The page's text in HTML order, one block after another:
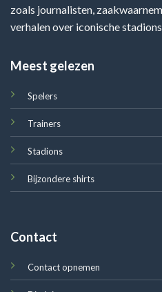
zoals journalisten,
verhalen over iconische
Meest gelezen
Spelers
Trainers
Stadions
Bijzondere shirts
Contact
Contact opnemen